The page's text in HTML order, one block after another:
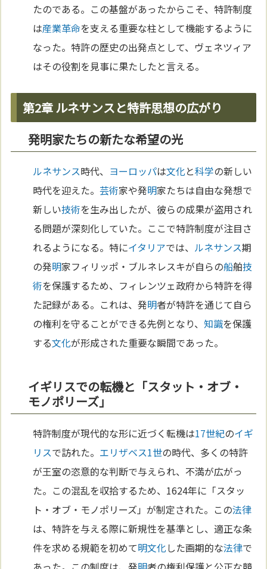
たのである。この基盤があったからこそ、特許制度
は産業革命を支える重要な柱として機能するように
なった。特許の歴史の出発点として、ヴェネツィア
はその役割を見事に果たしたと言える。
第2章 ルネサンスと特許思想の広がり
発明家たちの新たな希望の光
ルネサンス時代、 ヨーロッパは文化と科学の新しい
時代を迎えた。芸術家や発明家たちは自由な発想で
新しい技術を生み出したが、彼らの成果が盗用され
る問題が深刻化していた。ここで特許制度が注目さ
れるようになる。特にイタリアでは、 ルネサンス期
の発明家フィリッポ・ブルネレスキが自らの船舶技
術を保護するため、フィレンツェ政府から特許を得
た記録がある。これは、発明者が特許を通じて自ら
の権利を守ることができる先例となり、知識を保護
する文化が形成された重要な瞬間であった。
イギリスでの転機と「スタット・オブ・
モノポリーズ」
特許制度が現代的な形に近づく転機は17世紀のイギ
リスで訪れた。 エリザベス1世の時代、多くの特許
が王室の恣意的な判断で与えられ、不満が広がっ
た。この混乱を収拾するため、1624年に「スタッ
ト・オブ・モノポリーズ」が制定された。この法律
は、特許を与える際に新規性を基準とし、適正な条
件を求める規範を初めて明文化した画期的な法律で